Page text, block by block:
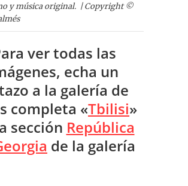
y música original. | Copyright ©
ver todas las
echa un
a la galería de
completa «Tbilisi»
sección República
de la galería